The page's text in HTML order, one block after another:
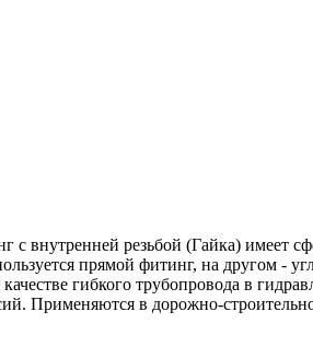
внутренней резьбой (Гайка) имеет
прямой фитинг, на другом -
гибкого трубопровода в
Применяются в дорожно-